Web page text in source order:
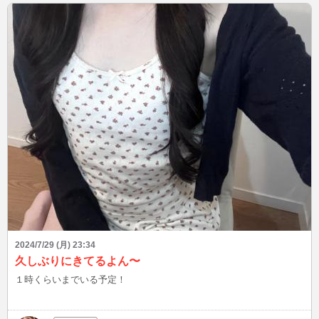
ピューロランドの夏祭りも楽しみにしてたりします🍧 暑いけど、楽
しい夏過ごしましょうね૮₍˶ᵔ ᵕ ᵔ˶₎ა メールくださった方もありがとう
～⸜(*ˊᵕˋ*)⸝‬💕✨大冒険中のゆらに、是非また会いに来てね♪いっぱいお
話ししてレベルアップさせてください❣️
2024/7/29 (月) 23:34
久しぶりにきてるよん〜
１時くらいまでいる予定！